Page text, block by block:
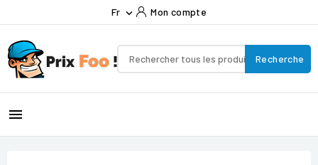
Fr  Mon compte
Recherche
